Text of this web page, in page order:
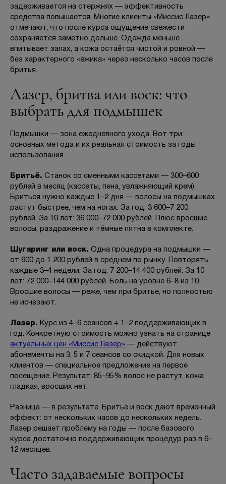
задерживается на стержнях — эффективность
средства повышается. Многие клиенты «Миссис Лазер»
отмечают, что после курса ощущение свежести
сохраняется заметно дольше. Одежда меньше
впитывает запах, а кожа остаётся чистой и ровной —
без характерного «ёжика» через несколько часов после
бритья.
Лазер, бритва или воск: что
выбрать для подмышек
Подмышки — зона ежедневного ухода. Вот три
основных метода и их реальная стоимость за годы
использования.
Бритьё. Станок со сменными кассетами — 300–600
рублей в месяц (кассеты, пена, увлажняющий крем).
Бриться нужно каждые 1–2 дня — волосы на подмышках
растут быстрее, чем на ногах. За год: 3 600–7 200
рублей. За 10 лет: 36 000–72 000 рублей. Плюс вросшие
волосы, раздражение и тёмные пятна в комплекте.
Шугаринг или воск. Одна процедура на подмышки —
от 600 до 1 200 рублей в среднем по рынку. Повторять
каждые 3–4 недели. За год: 7 200–14 400 рублей. За 10
лет: 72 000–144 000 рублей. Боль на уровне 6–8 из 10.
Вросшие волосы — реже, чем при бритье, но полностью
не исчезают.
Лазер. Курс из 4–6 сеансов + 1–2 поддерживающих в
год. Конкретную стоимость можно узнать на странице
актуальных цен «Миссис Лазер» — действуют
абонементы на 3, 5 и 7 сеансов со скидкой. Для новых
клиентов — специальное предложение на первое
посещение. Результат: 85–95% волос не растут, кожа
гладкая, вросших нет.
Разница — в результате. Бритьё и воск дают временный
эффект: от нескольких часов до нескольких недель.
Лазер решает проблему на годы — после базового
курса достаточно поддерживающих процедур раз в 6–
12 месяцев.
Часто задаваемые вопросы